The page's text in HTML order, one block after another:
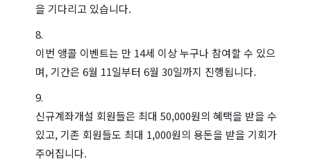
을 기다리고 있습니다.
이번 앵콜 이벤트는 만 14세 이상 누구나 참여할 수 있으
며, 기간은 6월 11일부터 6월 30일까지 진행됩니다.
신규계좌개설 회원들은 최대 50,000원의 혜택을 받을 수
있고, 기존 회원들도 최대 1,000원의 용돈을 받을 기회가
주어집니다.